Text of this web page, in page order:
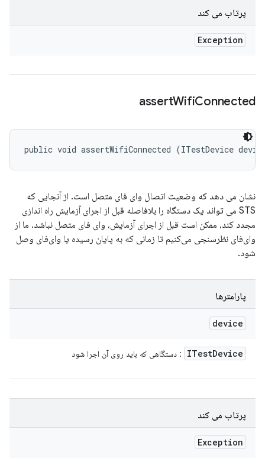
پرتاب می کند
Exception
assertWifiConnected
public void assertWifiConnected (ITestDevice
نشان می دهد که وضعیت اتصال وای فای متصل است. از آنجایی که
STS می تواند یک دستگاه را بلافاصله قبل از اجرای آزمایش راه اندازی
مجدد کند، ممکن است قبل از اجرای آزمایش، وای فای متصل نباشد. ما از
وای‌فای نظرسنجی می‌کنیم تا زمانی که به پایان رسیده یا وای‌فای وصل
شود.
پارامترها
device
ITestDevice : دستگاهی که باید روی آن اجرا شود
پرتاب می کند
Exception